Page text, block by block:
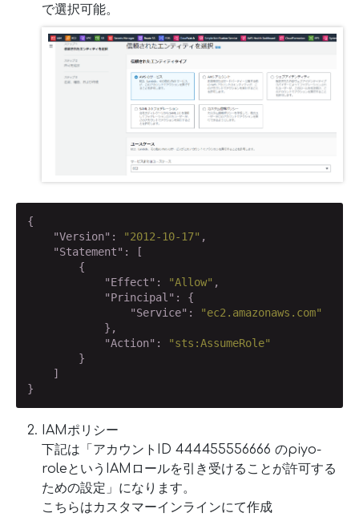
で選択可能。
{
"Version" : "2012-10-17" ,
"Statement" : [
        {
"Effect" : "Allow" ,
"Principal" : {
"Service" :
"ec2.amazonaws.com"
            },
"Action" :
"sts:AssumeRole"
        }
    ]
}
IAMポリシー
下記は「アカウントID 444455556666 のpiyo-
roleというIAMロールを引き受けることが許可する
ための設定」になります。
こちらはカスタマーインラインにて作成